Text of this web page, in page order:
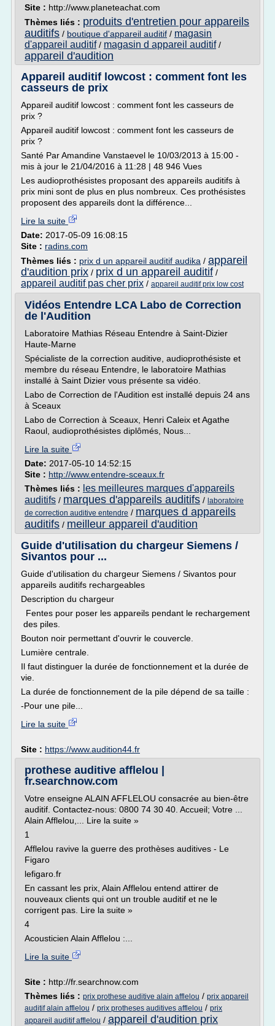
Site : http://www.planeteachat.com
Thèmes liés : produits d'entretien pour appareils
auditifs / boutique d'appareil auditif / magasin
d'appareil auditif/ magasin d appareil auditif/
appareil d'audition
Appareil auditif lowcost : comment font les
casseurs de prix
Appareil auditif lowcost : comment font les casseurs de
prix ?
Appareil auditif lowcost : comment font les casseurs de
prix ?
Santé Par Amandine Vanstaevel le 10/03/2013 à 15:00 -
mis à jour le 21/04/2016 à 11:28 | 48 946 Vues
Les audioprothésistes proposant des appareils auditifs à
prix mini sont de plus en plus nombreux. Ces prothésistes
proposent des appareils dont la différence...
Lire la suite
Date: 2017-05-09 16:08:15
Site : radins.com
Thèmes liés : prix d un appareil auditif audika / appareil
d'audition prix / prix d un appareil auditif /
appareil auditif pas cher prix / appareil auditif prix low cost
Vidéos Entendre LCA Labo de Correction
de l'Audition
Laboratoire Mathias Réseau Entendre à Saint-Dizier
Haute-Marne
Spécialiste de la correction auditive, audioprothésiste et
membre du réseau Entendre, le laboratoire Mathias
installé à Saint Dizier vous présente sa vidéo.
Labo de Correction de l'Audition est installé depuis 24 ans
à Sceaux
Labo de Correction à Sceaux, Henri Caleix et Agathe
Raoul, audioprothésistes diplômés, Nous...
Lire la suite
Date: 2017-05-10 14:52:15
Site : http://www.entendre-sceaux.fr
Thèmes liés : les meilleures marques d'appareils
auditifs / marques d'appareils auditifs / laboratoire
de correction auditive entendre / marques d appareils
auditifs / meilleur appareil d'audition
Guide d'utilisation du chargeur Siemens /
Sivantos pour ...
Guide d'utilisation du chargeur Siemens / Sivantos pour
appareils auditifs rechargeables
Description du chargeur
Fentes pour poser les appareils pendant le rechargement
des piles.
Bouton noir permettant d'ouvrir le couvercle.
Lumière centrale.
Il faut distinguer la durée de fonctionnement et la durée de
vie.
La durée de fonctionnement de la pile dépend de sa taille :
-Pour une pile...
Lire la suite
Site : https://www.audition44.fr
prothese auditive afflelou |
fr.searchnow.com
Votre enseigne ALAIN AFFLELOU consacrée au bien-être
auditif. Contactez-nous: 0800 74 30 40. Accueil; Votre ...
Alain Afflelou,... Lire la suite »
1
Afflelou ravive la guerre des prothèses auditives - Le
Figaro
lefigaro.fr
En cassant les prix, Alain Afflelou entend attirer de
nouveaux clients qui ont un trouble auditif et ne le
corrigent pas. Lire la suite »
4
Acousticien Alain Afflelou :...
Lire la suite
Site : http://fr.searchnow.com
Thèmes liés : prix prothese auditive alain afflelou / prix appareil
auditif alain afflelou / prix protheses auditives afflelou / prix
appareil auditif afflelou / appareil d'audition prix